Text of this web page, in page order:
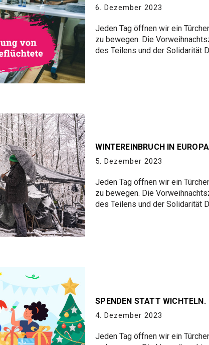
6. Dezember 2023
Jeden Tag öffnen wir ein
zu bewegen. Die
des Teilens und der Solidarität
WINTEREINBRUCH IN
5. Dezember 2023
Jeden Tag öffnen wir ein
zu bewegen. Die
des Teilens und der Solidarität
SPENDEN STATT WICHTELN.
4. Dezember 2023
Jeden Tag öffnen wir ein